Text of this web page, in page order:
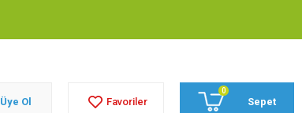
Üye Ol Favoriler
0
Sepet